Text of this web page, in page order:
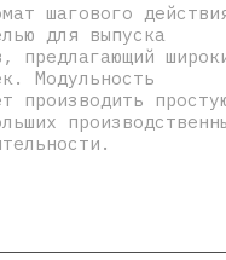
шагового
для выпуска
предлагающий
Модульность
производить